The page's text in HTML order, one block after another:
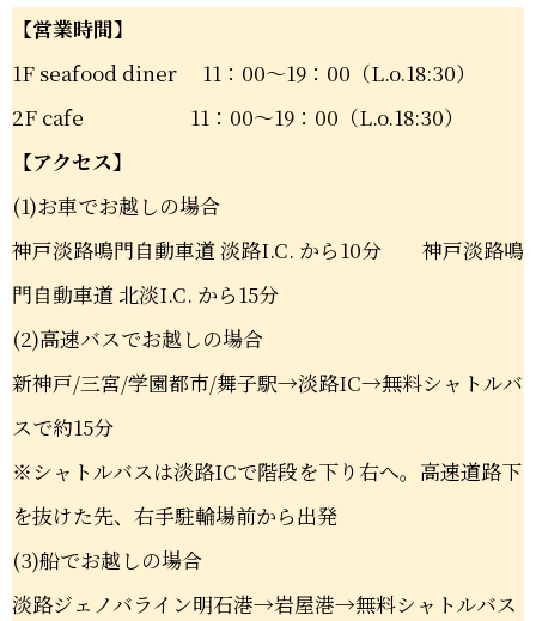
【営業時間】
1F seafood diner 11：00～19：00（L.o.18:30）
2F cafe 11：00～19：00（L.o.18:30）
【アクセス】
(1)お車でお越しの場合
神戸淡路鳴門自動車道 淡路I.C. から10分 神戸淡路鳴
門自動車道 北淡I.C. から15分
(2)高速バスでお越しの場合
新神戸/三宮/学園都市/舞子駅→淡路IC→無料シャトルバ
スで約15分
※シャトルバスは淡路ICで階段を下り右へ。高速道路下
を抜けた先、右手駐輪場前から出発
(3)船でお越しの場合
淡路ジェノバライン明石港→岩屋港→無料シャトルバス